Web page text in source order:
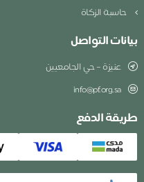
حاسبة الزكاة
بيانات التواصل
عنيزة – حي الجامعيين
info@pf.org.sa
طريقة الدفع